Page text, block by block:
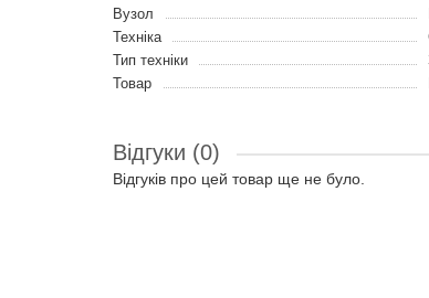
Вузол
Техніка
Тип техніки
Товар
Відгуки (0)
Відгуків про цей товар ще не було.